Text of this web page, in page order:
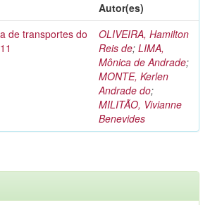
Autor(es)
de transportes do
OLIVEIRA, Hamilton
Reis de; LIMA,
Mônica de Andrade;
MONTE, Kerlen
Andrade do;
MILITÃO, Vivianne
Benevides